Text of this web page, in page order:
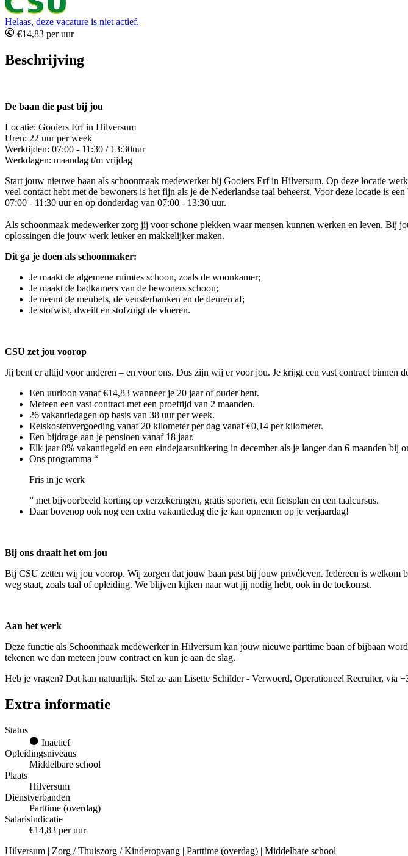
Helaas, deze vacature is niet actief.
€14,83 per uur
Beschrijving
De baan die past bij jou
Locatie: Gooiers Erf in Hilversum
Uren: 22 uur per week
Werktijden: 07:00 - 11:30 / 13:30uur
Werkdagen: maandag t/m vrijdag
Start jouw nieuwe baan als schoonmaak medewerker bij Gooiers Erf in Hilversum. Op deze locatie
veel contact hebt met de bewoners is het fijn als je de Nederlandse taal beheerst. Voor deze locatie is
07:00 - 11:30 uur en op donderdag van 07:00 - 13:30 uur.
Als schoonmaak medewerker zorg jij voor schone plekken waar mensen kunnen werken en leven.
oplossingen die jouw werk leuker en makkelijker maken.
Dit ga je doen als schoonmaker:
Je maakt de algemene ruimtes schoon, zoals de woonkamer;
Je maakt de badkamers van de bewoners schoon;
Je neemt de meubels, de vensterbanken en de deuren af;
Je stofwist, dweilt en stofzuigt de vloeren.
CSU zet jou voorop
Jij bent er altijd voor anderen – en voor ons. Dus zijn wij er voor jou. Je krijgt een vast contract binnen
Een uurloon vanaf €14,83 wanneer je 20 jaar of ouder bent.
Meteen een vast contract met een proeftijd van 2 maanden.
26 vakantiedagen op basis van 38 uur per week.
Reiskostenvergoeding vanaf 20 kilometer per dag vanaf €0,14 per kilometer.
Een bijdrage aan je pensioen vanaf 18 jaar.
Elk jaar 8% vakantiegeld en een eindejaarsuitkering in december als je langer dan 6 maanden bij
Ons programma “
Fris in je werk
” met bijvoorbeeld korting op verzekeringen, gratis sporten, een fietsplan en een taalcursus.
Daar bovenop ook nog een extra vakantiedag die je kan opnemen op je verjaardag!
Bij ons draait het om jou
Bij CSU zetten wij jou voorop. Wij zorgen dat jouw baan past bij jouw privéleven. Iedereen is welkom
weg staat, zoals taal of opleiding. We blijven kijken naar wat jij nodig hebt, ook in de toekomst.
Aan het werk
Deze functie als Schoonmaak medewerker in Hilversum kan jouw nieuwe parttime baan of bijbaan
tekenen we dan meteen jouw contract en kun je aan de slag.
Heb je vragen? Dat kan natuurlijk. Stel ze aan Lisette Schilder - Verwoerd, Operationeel Recruiter, via
Extra informatie
Status
Inactief
Opleidingsniveaus
Middelbare school
Plaats
Hilversum
Dienstverbanden
Parttime (overdag)
Salarisindicatie
€14,83 per uur
Hilversum | Zorg / Thuiszorg / Kinderopvang | Parttime (overdag) | Middelbare school